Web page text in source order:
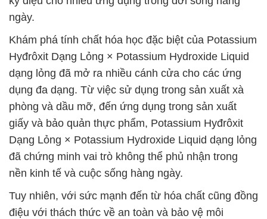
ngày.
Khám phá tính chất hóa học đặc biệt của Potassium
Hyđrôxit Dạng Lỏng × Potassium Hydroxide Liquid
dạng lỏng đã mở ra nhiều cánh cửa cho các ứng
dụng đa dạng. Từ việc sử dụng trong sản xuất xà
phòng và dầu mỡ, đến ứng dụng trong sản xuất
giấy và bảo quản thực phẩm, Potassium Hyđrôxit
Dạng Lỏng × Potassium Hydroxide Liquid dạng lỏng
đã chứng minh vai trò không thể phủ nhận trong
nền kinh tế và cuộc sống hàng ngày.
Tuy nhiên, với sức mạnh đến từ hóa chất cũng đồng
điệu với thách thức về an toàn và bảo vệ môi